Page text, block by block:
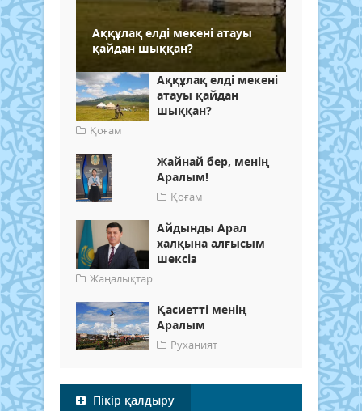
Аққұлақ елді мекені атауы
қайдан шыққан?
Аққұлақ елді мекені
атауы қайдан
шыққан?
Қоғам
Жайнай бер, менің
Аралым!
Қоғам
Айдынды Арал
халқына алғысым
шексіз
Жаңалықтар
Қасиетті менің
Аралым
Руханият
Пікір қалдыру